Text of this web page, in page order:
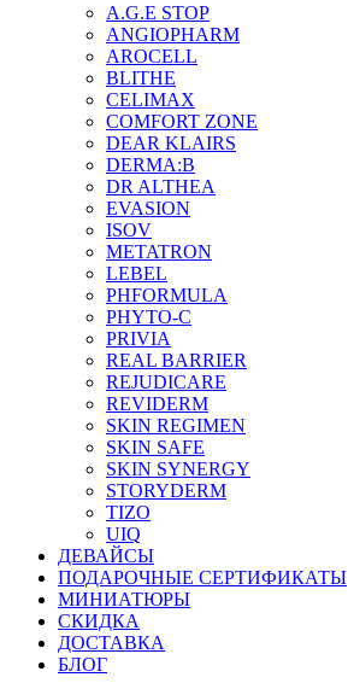
A.G.E STOP
ANGIOPHARM
AROCELL
BLITHE
CELIMAX
COMFORT ZONE
DEAR KLAIRS
DERMA:B
DR ALTHEA
EVASION
ISOV
METATRON
LEBEL
PHFORMULA
PHYTO-C
PRIVIA
REAL BARRIER
REJUDICARE
REVIDERM
SKIN REGIMEN
SKIN SAFE
SKIN SYNERGY
STORYDERM
TIZO
UIQ
ДЕВАЙСЫ
ПОДАРОЧНЫЕ СЕРТИФИКАТЫ
МИНИАТЮРЫ
СКИДКА
ДОСТАВКА
БЛОГ